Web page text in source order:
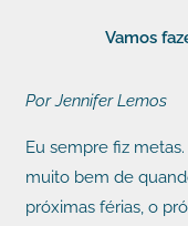
conteúdo
Vamos
Por Jennifer Lemos
Eu sempre fiz
muito bem de
próximas férias, o